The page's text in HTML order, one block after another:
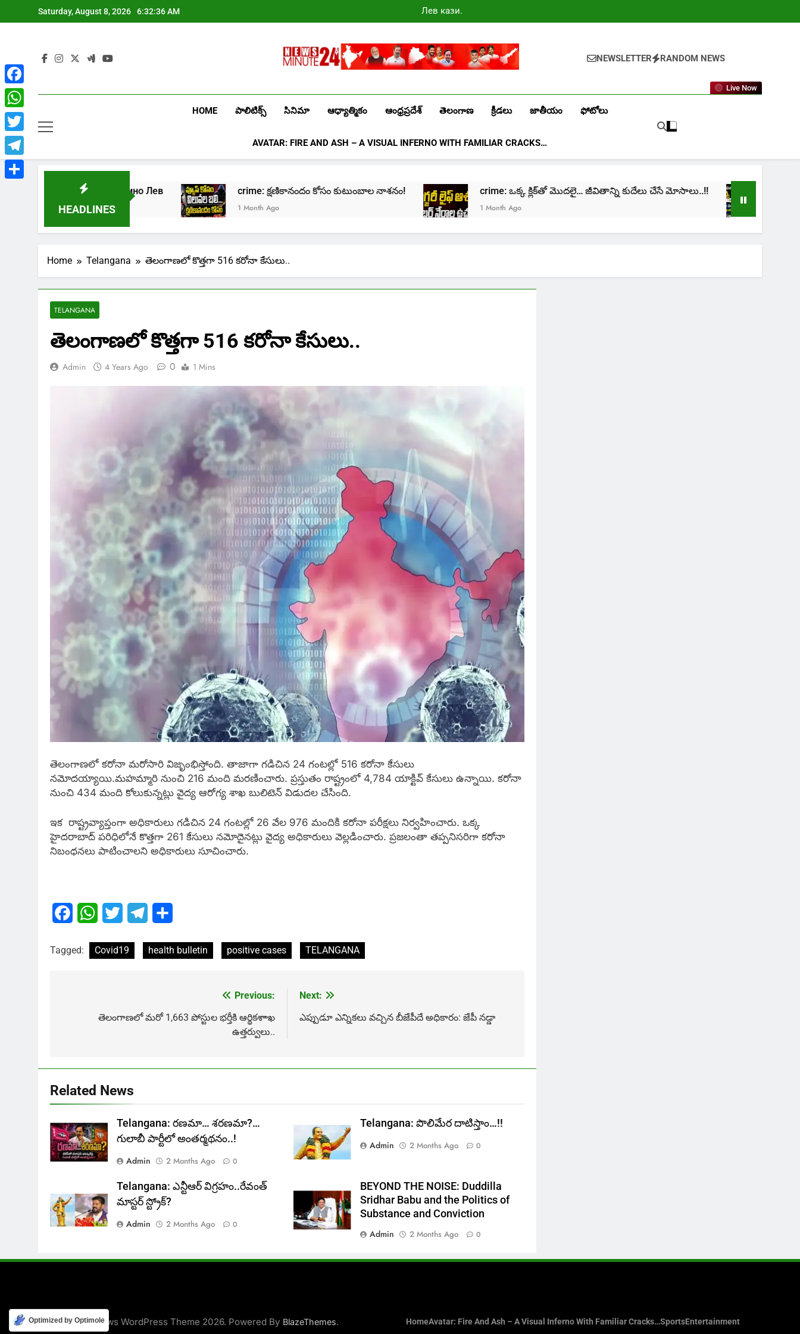
to
Saturday, August 8, 2026 6:32:37 AM
Лев казино
промокоды
Newsminute24
NEWSLETTER RANDOM NEWS
Live Now
HOME పాలిటిక్స్ సినిమా ఆధ్యాత్మికం ఆంధ్రప్రదేశ్ తెలంగాణ క్రీడలు జాతీయం ఫోటోలు
AVATAR: FIRE AND ASH – A VISUAL INFERNO WITH FAMILIAR CRACKS…
HEADLINES
в онлайн казино Лев crime: క్షణికానందం కోసం కుటుంబాల నాశనం!
1 Month Ago
crime: ఒక్క క్లిక్‌తో మొదలై… జీవితాన్ని కుదేలు చేసే మోసాలు..!!
1 Month Ago
Home Telangana తెలంగాణలో కొత్తగా 516 కరోనా కేసులు..
TELANGANA
తెలంగాణలో కొత్తగా 516 కరోనా కేసులు..
Admin 4 Years Ago 0 1 Mins
తెలంగాణలో కరోనా మరోసారి విజృంభిస్తోంది. తాజాగా గడిచిన 24 గంటల్లో 516 కరోనా కేసులు
నమోదయ్యాయి.మహమ్మారి నుంచి 216 మంది మరణించారు. ప్రస్తుతం రాష్ట్రంలో 4,784 యాక్టివ్‌ కేసులు ఉన్నాయి. కరోనా
నుంచి 434 మంది కోలుకున్నట్లు వైద్య ఆరోగ్య శాఖ బులిటెన్ విడుదల చేసింది.
ఇక రాష్ట్రవ్యాప్తంగా అధికారులు గడిచిన 24 గంటల్లో 26 వేల 976 మందికి కరోనా పరీక్షలు నిర్వహించారు. ఒక్క
హైదరాబాద్‌ పరిధిలోనే కొత్తగా 261 కేసులు నమోదైనట్లు వైద్య అధికారులు వెల్లడించారు. ప్రజలంతా తప్పనిసరిగా కరోనా
నిబంధనలు పాటించాలని అధికారులు సూచించారు.
FacebookWhatsApp
Twitter Telegram
Tagged: Covid19 health bulletin positive cases TELANGANA
navigation
Previous:
తెలంగాణలో మరో 1,663 పోస్టుల భర్తీకి ఆర్థికశాాఖ
ఉత్తర్వులు..
Next:
ఎప్పుడూ ఎన్నికలు వచ్చిన బీజేపీదే అధికారం: జేపీ నడ్డా
Related News
Telangana: రణమా… శరణమా?…
గులాబీ పార్టీలో అంతర్మథనం..!
Admin
2 Months Ago 0
Telangana: పొలిమేర దాటిస్తాం…!!
Admin
2 Months Ago 0
Telangana: ఎన్టీఆర్ విగ్రహం..రేవంత్
మాస్టర్ స్ట్రోక్‌?
Admin
2 Months Ago 0
BEYOND THE NOISE: Duddilla
Sridhar Babu and the Politics of
Substance and Conviction
Admin
2 Months Ago 0
Newsmatic - News WordPress Theme 2026. Powered By BlazeThemes. HomeAvatar: Fire And Ash – A Visual Inferno With Familiar Cracks…SportsEntertainment
Facebook
WhatsApp
Twitter
Telegram
Optimized by Optimole